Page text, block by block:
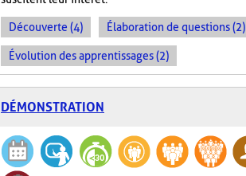
Découverte (4) Élaboration de questions (2)
Évolution des apprentissages (2)
DÉMONSTRATION